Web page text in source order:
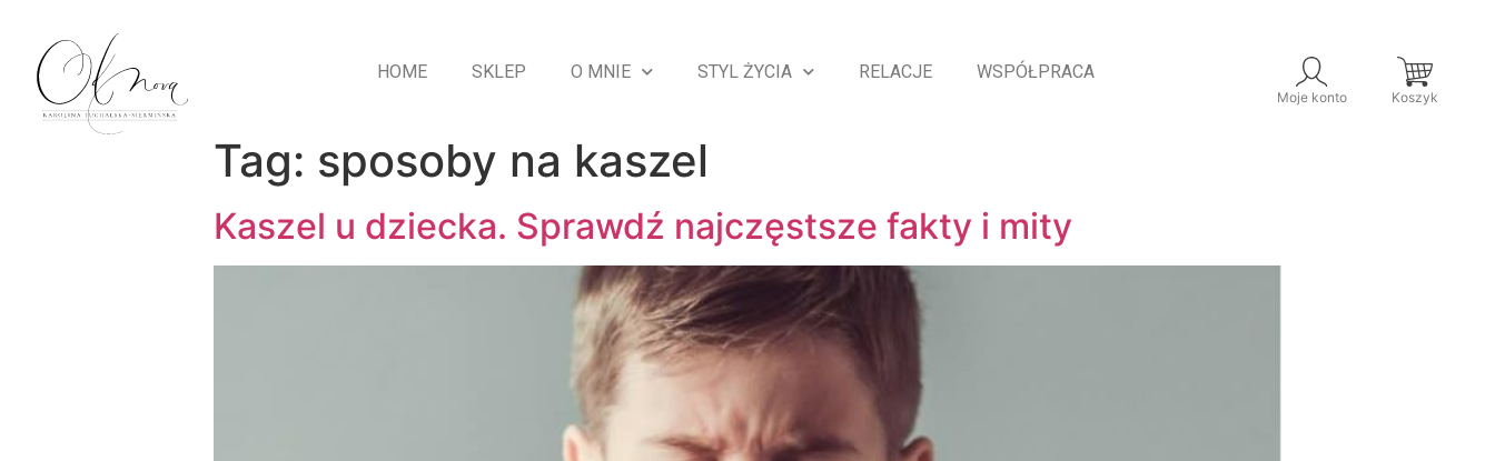
HOME SKLEP O MNIE STYL ŻYCIA RELACJE WSPÓŁPRACA
Moje konto Koszyk
Tag: sposoby na kaszel
Kaszel u dziecka. Sprawdź najczęstsze fakty i mity